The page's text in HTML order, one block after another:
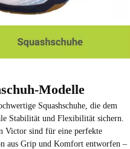
Modelle
Squashschuhe, die dem
Stabilität und Flexibilität sichern.
Victor sind für eine perfekte
aus Grip und Komfort entworfen –